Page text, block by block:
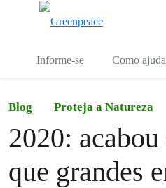
Informe-se Como
Blog Proteja a Natureza
2020:
que grandes